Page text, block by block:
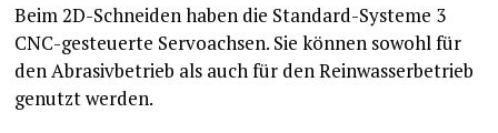
Beim 2D-Schneiden haben die Standard-Systeme 3
CNC-gesteuerte Servoachsen. Sie können sowohl für
den Abrasivbetrieb als auch für den Reinwasserbetrieb
genutzt werden.